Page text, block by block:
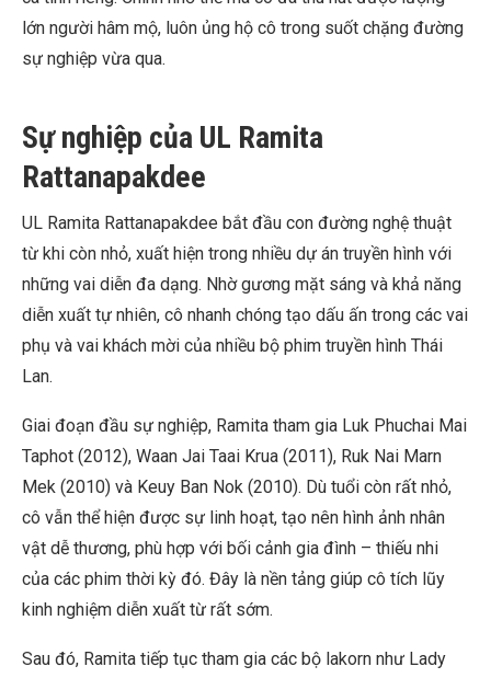
lớn người hâm mộ, luôn ủng hộ cô trong suốt chặng đường
sự nghiệp vừa qua.
Sự nghiệp của UL Ramita
Rattanapakdee
UL Ramita Rattanapakdee bắt đầu con đường nghệ thuật
từ khi còn nhỏ, xuất hiện trong nhiều dự án truyền hình với
những vai diễn đa dạng. Nhờ gương mặt sáng và khả năng
diễn xuất tự nhiên, cô nhanh chóng tạo dấu ấn trong các vai
phụ và vai khách mời của nhiều bộ phim truyền hình Thái
Lan.
Giai đoạn đầu sự nghiệp, Ramita tham gia Luk Phuchai Mai
Taphot (2012), Waan Jai Taai Krua (2011), Ruk Nai Marn
Mek (2010) và Keuy Ban Nok (2010). Dù tuổi còn rất nhỏ,
cô vẫn thể hiện được sự linh hoạt, tạo nên hình ảnh nhân
vật dễ thương, phù hợp với bối cảnh gia đình – thiếu nhi
của các phim thời kỳ đó. Đây là nền tảng giúp cô tích lũy
kinh nghiệm diễn xuất từ rất sớm.
Sau đó, Ramita tiếp tục tham gia các bộ lakorn như Lady